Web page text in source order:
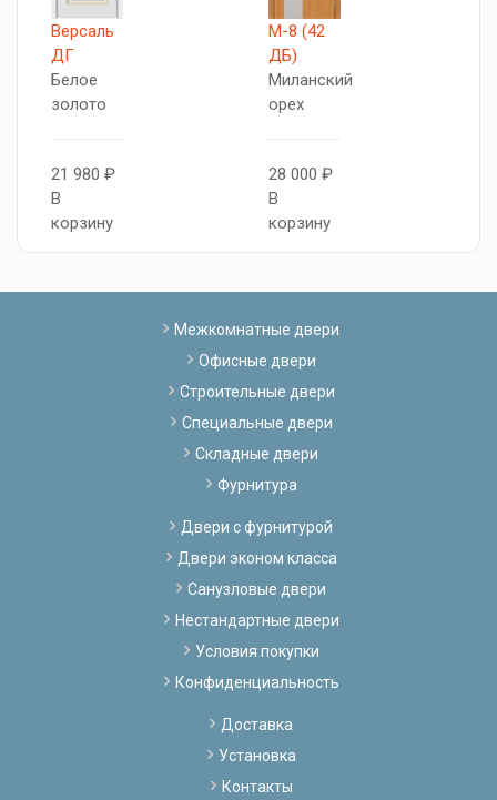
Версаль
ДГ
Белое
золото
21 980 ₽
В
корзину
М-8 (42
ДБ)
Миланский
орех
28 000 ₽
В
корзину
Межкомнатные двери
Офисные двери
Строительные двери
Специальные двери
Складные двери
Фурнитура
Двери с фурнитурой
Двери эконом класса
Санузловые двери
Нестандартные двери
Условия покупки
Конфиденциальность
Доставка
Установка
Контакты